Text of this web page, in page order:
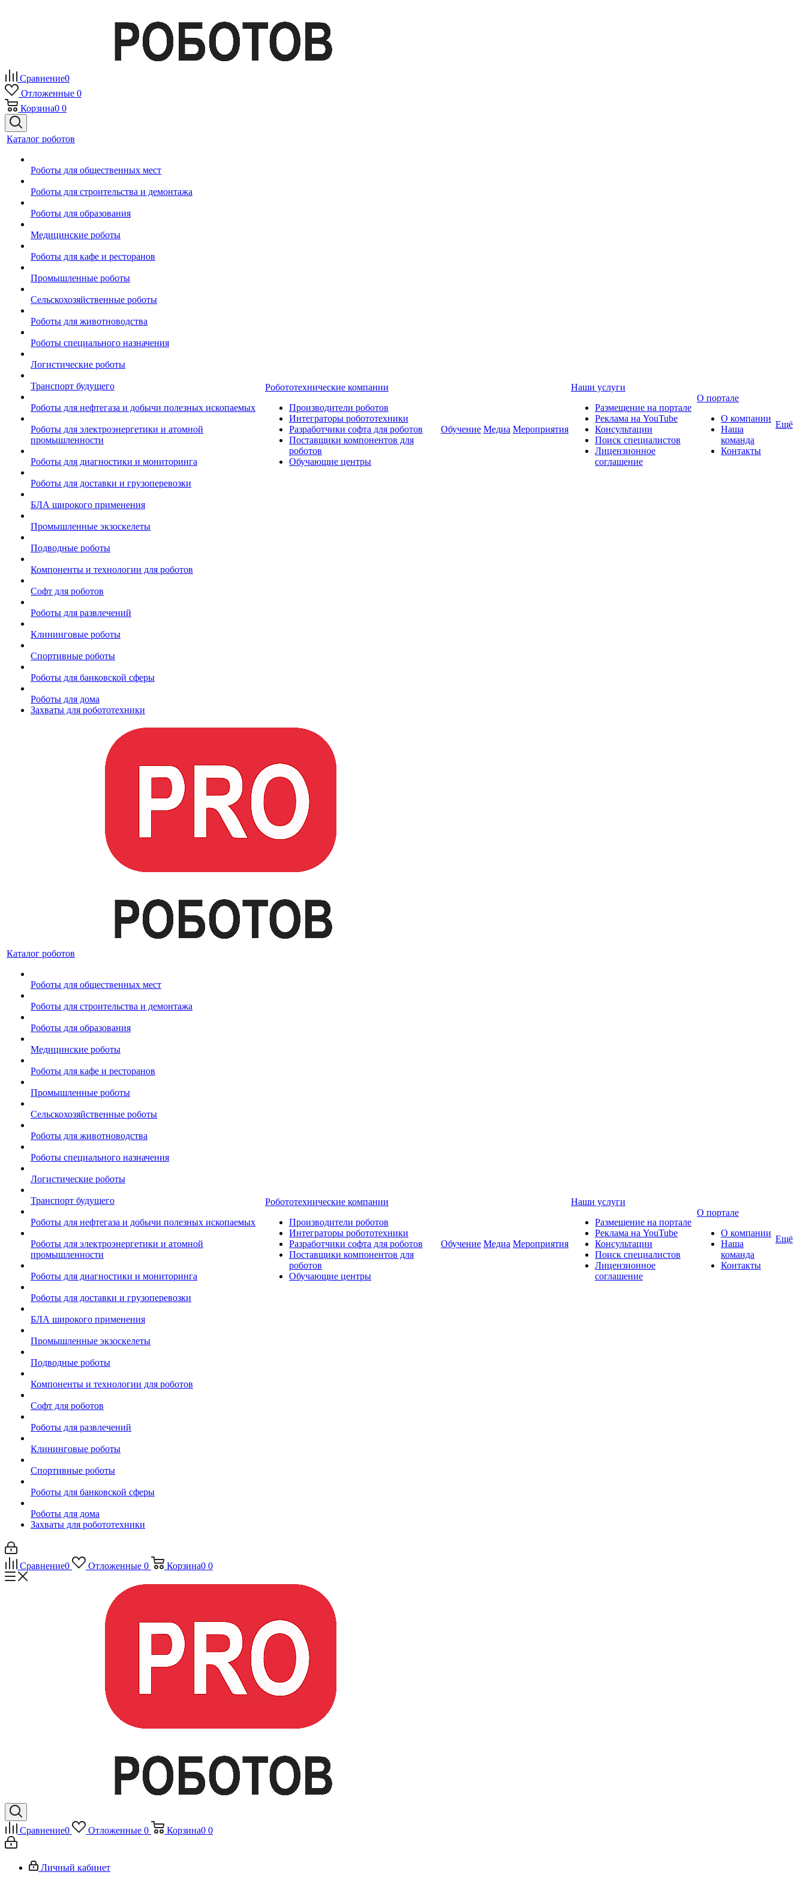
Сравнение0
Отложенные 0
Корзина0 0
Каталог роботов
Роботы для общественных мест
Роботы для строительства и демонтажа
Роботы для образования
Медицинские роботы
Роботы для кафе и ресторанов
Промышленные роботы
Сельскохозяйственные роботы
Роботы для животноводства
Роботы специального назначения
Логистические роботы
Транспорт будущего
Роботы для нефтегаза и добычи полезных ископаемых
Роботы для электроэнергетики и атомной
промышленности
Роботы для диагностики и мониторинга
Роботы для доставки и грузоперевозки
БЛА широкого применения
Промышленные экзоскелеты
Подводные роботы
Компоненты и технологии для роботов
Софт для роботов
Роботы для развлечений
Клининговые роботы
Спортивные роботы
Роботы для банковской сферы
Роботы для дома
Захваты для робототехники
Робототехнические компании
Производители роботов
Интеграторы робототехники
Разработчики софта для роботов
Поставщики компонентов для
роботов
Обучающие центры
Обучение Медиа Мероприятия
Наши услуги
Размещение на портале
Реклама на YouTube
Консультации
Поиск специалистов
Лицензионное
соглашение
О портале
О компании
Наша
команда
Контакты
Ещё
Каталог роботов
Роботы для общественных мест
Роботы для строительства и демонтажа
Роботы для образования
Медицинские роботы
Роботы для кафе и ресторанов
Промышленные роботы
Сельскохозяйственные роботы
Роботы для животноводства
Роботы специального назначения
Логистические роботы
Транспорт будущего
Роботы для нефтегаза и добычи полезных ископаемых
Роботы для электроэнергетики и атомной
промышленности
Роботы для диагностики и мониторинга
Роботы для доставки и грузоперевозки
БЛА широкого применения
Промышленные экзоскелеты
Подводные роботы
Компоненты и технологии для роботов
Софт для роботов
Роботы для развлечений
Клининговые роботы
Спортивные роботы
Роботы для банковской сферы
Роботы для дома
Захваты для робототехники
Робототехнические компании
Производители роботов
Интеграторы робототехники
Разработчики софта для роботов
Поставщики компонентов для
роботов
Обучающие центры
Обучение Медиа Мероприятия
Наши услуги
Размещение на портале
Реклама на YouTube
Консультации
Поиск специалистов
Лицензионное
соглашение
О портале
О компании
Наша
команда
Контакты
Ещё
Сравнение0 Отложенные 0 Корзина0 0
Сравнение0 Отложенные 0 Корзина0 0
Личный кабинет